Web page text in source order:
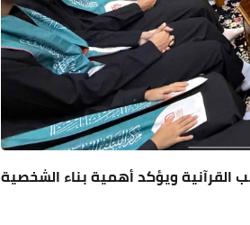
القرآنية ويؤكد أهمية بناء الشخصية